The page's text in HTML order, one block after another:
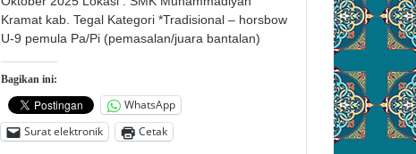
Kramat kab. Tegal Kategori *Tradisional – horsbow
U-9 pemula Pa/Pi (pemasalan/juara bantalan)
Bagikan ini:
WhatsApp
Surat elektronik
Cetak